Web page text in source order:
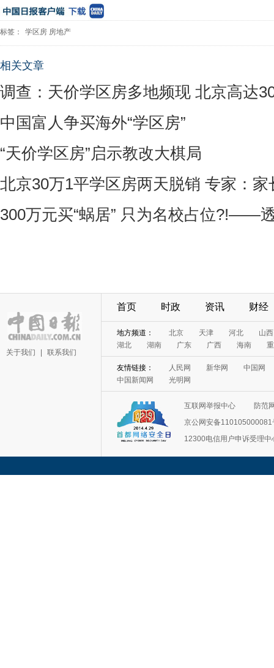
标签： 学区房 房地产
相关文章
调查：天价学区房多地频现 北京高达
中国富人争买海外“学区房”
“天价学区房”启示教改大棋局
北京30万1平学区房两天脱销 专家：家
300万元买“蜗居” 只为名校占位?!——
关于我们 联系我们
首页 时政 资讯 财经
地方频道： 北京 天津 河北
山西
湖北
湖南 广东 广西 海南
友情链接： 人民网 新华网
中国网
中国新闻网
光明网
互联网举报中心
防范
京公网安备110105000081
12300电信用户申诉受理中